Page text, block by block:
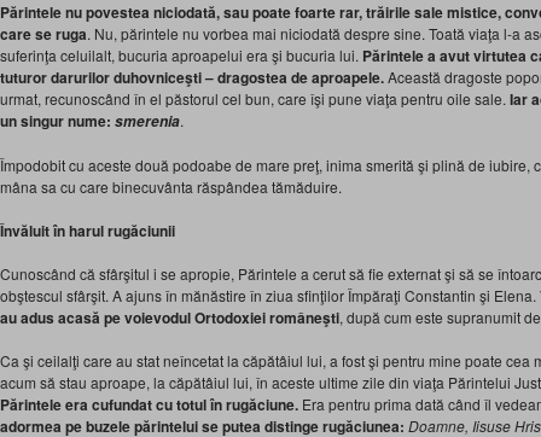
Părintele nu povestea niciodată, saupoate foarterar, trăirile sale mistice,
care se ruga. Nu, părintele nu vorbea mai niciodată despre sine. Toată viaţa l-a
suferinţa celuilalt, bucuria aproapelui era şi bucuria lui. Părintele a avut virtutea
tuturordarurilor duhovniceşti – dragostea de aproapele.Această dragoste
urmat, recunoscând în el păstorul cel bun, care îşi pune viaţa pentru oile sale. Iar
un singur nume: smerenia.
Împodobit cu aceste două podoabe de mare preţ, inima smerită şi plină de iubire,
mâna sa cu care binecuvânta răspândea tămăduire.
Învăluit în harul rugăciunii
Cunoscând că sfârşitul i se apropie, Părintele a cerut să fie externat şi să se
obştescul sfârşit. A ajuns în mănăstire în ziua sfinţilor Împăraţi Constantin şi Elena.
au adus acasă pe voievodul Ortodoxiei româneşti, după cum este supranumit
Ca şi ceilalţi care au stat neîncetat la căpătâiul lui, a fost şi pentru mine poate cea
acum să stau aproape, la căpătâiul lui, în aceste ultime zile din viaţa Părintelui
Părintele era cufundat cu totul în rugăciune. Era pentru prima dată când îl
adormea pe buzele părintelui se putea distinge rugăciunea: Doamne, Iisuse